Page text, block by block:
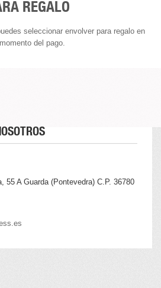
REGALO
seleccionar envolver para regalo en
del pago.
55 A Guarda (Pontevedra) C.P. 36780